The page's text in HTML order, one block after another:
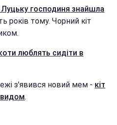
Луцьку господиня знайшла
років тому. Чорний кіт
люблять сидіти в
з'явився новий мем - кіт
видом.